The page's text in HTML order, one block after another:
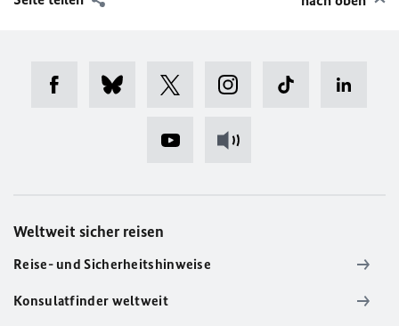
Weltweit sicher reisen
Reise- und Sicherheitshinweise
Konsulatfinder weltweit